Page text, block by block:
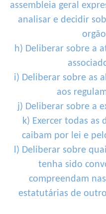
assembleia geral
analisar e decidir
h) Deliberar sobre a
i) Deliberar sobre as
aos
j) Deliberar sobre a
k) Exercer todas as
caibam por lei e
l) Deliberar sobre
tenha sido
compreendam
estatutárias de